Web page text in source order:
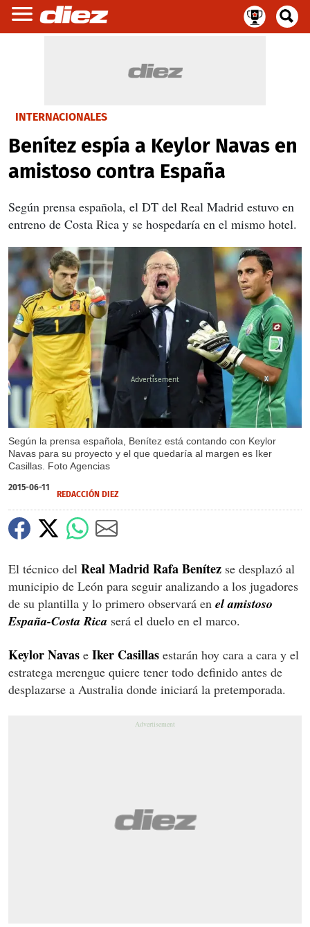
INTERNACIONALES
Benítez espía a Keylor Navas en
amistoso contra España
Según prensa española, el DT del Real Madrid estuvo en
entreno de Costa Rica y se hospedaría en el mismo hotel.
Según la prensa española, Benítez está contando con Keylor
Navas para su proyecto y el que quedaría al margen es Iker
Casillas. Foto Agencias
X
2015-06-11
REDACCIÓN DIEZ
El técnico del Real Madrid Rafa Benítez se desplazó al
municipio de León para seguir analizando a los jugadores
de su plantilla y lo primero observará en el amistoso
España-Costa Rica será el duelo en el marco.
Keylor Navas e Iker Casillas estarán hoy cara a cara y el
estratega merengue quiere tener todo definido antes de
desplazarse a Australia donde iniciará la pretemporada.